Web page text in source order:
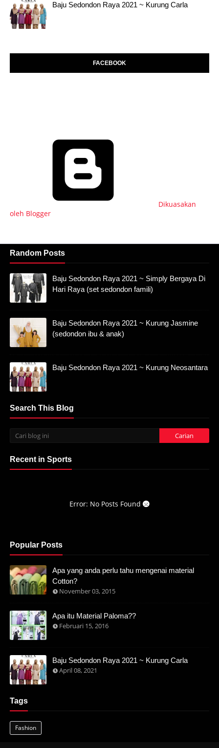
Baju Sedondon Raya 2021 ~ Kurung Carla
FACEBOOK
Dikuasakan
oleh Blogger
Random Posts
Baju Sedondon Raya 2021 ~ Simply Bergaya Di
Hari Raya (set sedondon famili)
Baju Sedondon Raya 2021 ~ Kurung Jasmine
(sedondon ibu & anak)
Baju Sedondon Raya 2021 ~ Kurung Neosantara
Search This Blog
Recent in Sports
Error: No Posts Found
Popular Posts
Apa yang anda perlu tahu mengenai material
Cotton?
November 03, 2015
Apa itu Material Paloma??
Februari 15, 2016
Baju Sedondon Raya 2021 ~ Kurung Carla
April 08, 2021
Tags
Fashion